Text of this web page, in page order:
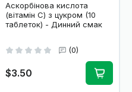
Аскорбінова кислота
(вітамін C) з цукром (10
таблеток) - Динний смак
(0)
$3.50